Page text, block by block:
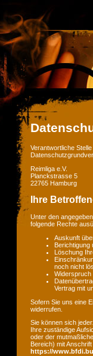
Verantwortliche
Reimliga e.V.
Planckstrasse 5
22765 Hamburg
Ihre
Unter den
folgende Rechte
Auskunft
Berichtigung
Löschung
noch nicht
Widerspruch
Vertrag mit
Sofern Sie uns eine
widerrufen.
Sie können sich
Ihre zuständige
oder der
Bereich) mit
https://